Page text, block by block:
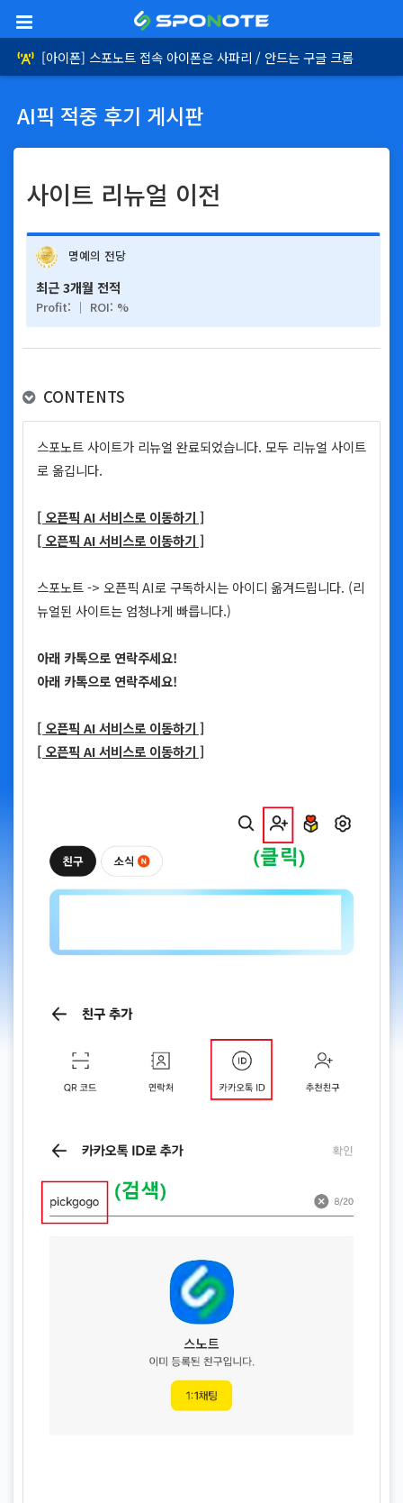
[아이폰] 스포노트 접속 아이폰은 사파리 / 안드는 구글 크롬
[런칭소식] 스포노트 AI픽 승부예측 서비스 오픈
AI픽 적중 후기 게시판
사이트 리뉴얼 이전
명예의 전당
최근 3개월 전적
Profit: │ ROI: %
CONTENTS
스포노트 사이트가 리뉴얼 완료되었습니다. 모두 리뉴얼 사이트
로 옮깁니다.
[ 오픈픽 AI 서비스로 이동하기 ]
[ 오픈픽 AI 서비스로 이동하기 ]
스포노트 -> 오픈픽 AI로 구독하시는 아이디 옮겨드립니다. (리
뉴얼된 사이트는 엄청나게 빠릅니다.)
아래 카톡으로 연락주세요!
아래 카톡으로 연락주세요!
[ 오픈픽 AI 서비스로 이동하기 ]
[ 오픈픽 AI 서비스로 이동하기 ]